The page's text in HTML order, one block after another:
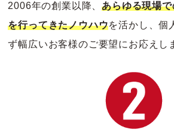
2006年の創業以降、あらゆる現場
を行ってきたノウハウを活かし、個
ず幅広いお客様のご要望にお応えし